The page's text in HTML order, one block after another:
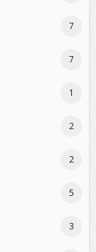
7
7
1
2
2
5
3